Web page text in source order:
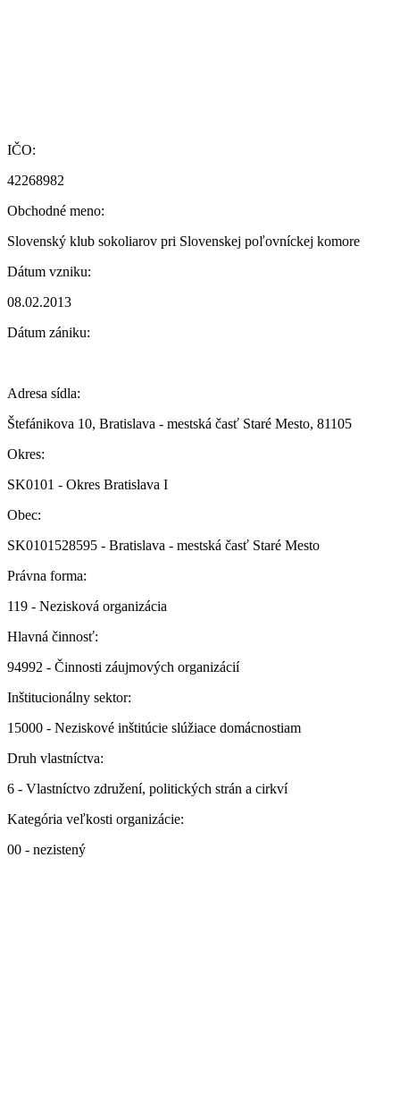
IČO:
42268982
Obchodné meno:
Slovenský klub sokoliarov pri Slovenskej poľovníckej komore
Dátum vzniku:
08.02.2013
Dátum zániku:
Adresa sídla:
Štefánikova 10, Bratislava - mestská časť Staré Mesto, 81105
Okres:
SK0101 - Okres Bratislava I
Obec:
SK0101528595 - Bratislava - mestská časť Staré Mesto
Právna forma:
119 - Nezisková organizácia
Hlavná činnosť:
94992 - Činnosti záujmových organizácií
Inštitucionálny sektor:
15000 - Neziskové inštitúcie slúžiace domácnostiam
Druh vlastníctva:
6 - Vlastníctvo združení, politických strán a cirkví
Kategória veľkosti organizácie:
00 - nezistený